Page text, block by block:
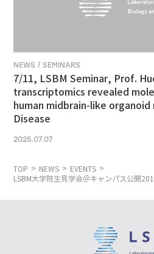
NEWS / SEMINARS
7/11, LSBM Seminar, Prof.
transcriptomics revealed
human midbrain-like
Disease
2025.07.07
TOP NEWS
EVENTS
LSBM大学院生見学会＠キャンパス公開